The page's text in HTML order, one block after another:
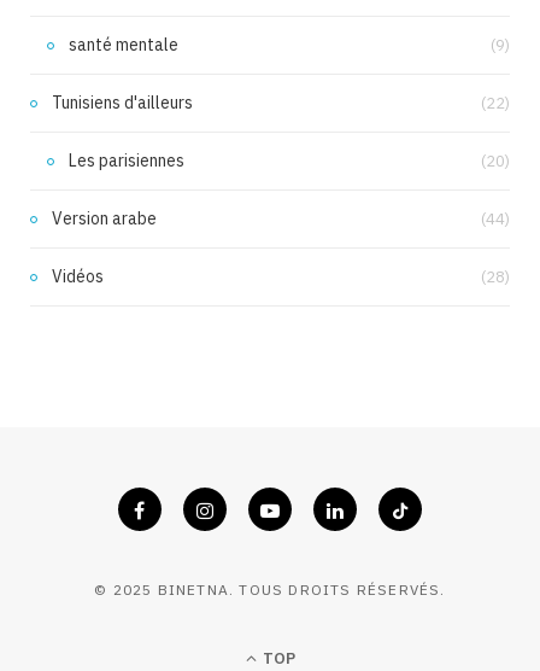
santé mentale (9)
Tunisiens d'ailleurs (22)
Les parisiennes (20)
Version arabe (44)
Vidéos (28)
© 2025 BINETNA. TOUS DROITS RÉSERVÉS.
TOP